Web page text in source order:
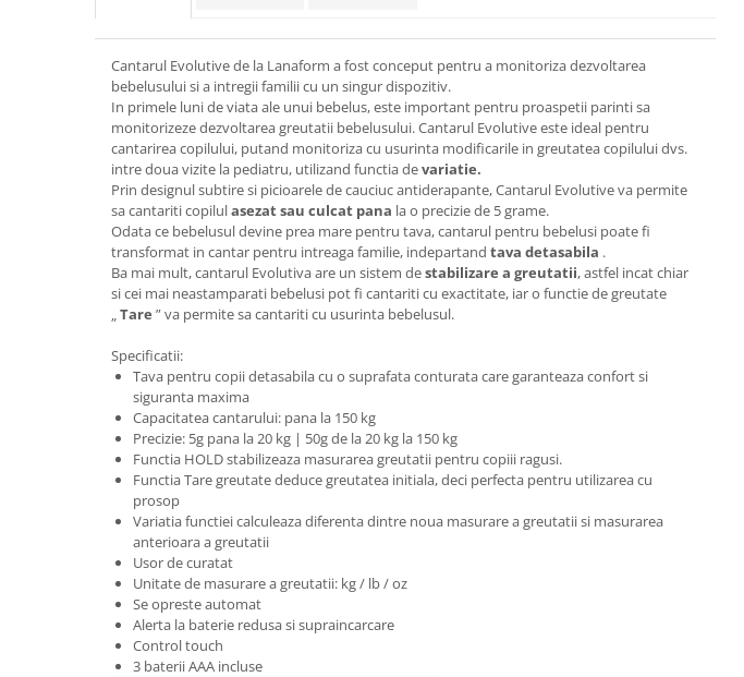
Roboti de bucatarie
Sandwich-makere
Ingrijire locuinta
Aparate de curatat cu abur
Fiare, statii & aparate de calcat cu
Tehnica de birou
Laminatoare si accesorii
Cantarul Evolutive de la Lanaform a fost conceput pentru a monitoriza dezvoltarea
bebelusului si a intregii familii cu un singur dispozitiv.
In primele luni de viata ale unui bebelus, este important pentru proaspetii parinti sa
monitorizeze dezvoltarea greutatii bebelusului. Cantarul Evolutive este ideal pentru
cantarirea copilului, putand monitoriza cu usurinta modificarile in greutatea copilului dvs.
intre doua vizite la pediatru, utilizand functia devariatie.
Prin designul subtire si picioarele de cauciuc antiderapante, Cantarul Evolutive va permite
sa cantariti copilulasezat sau culcat pana la o precizie de 5 grame.
Odata ce bebelusul devine prea mare pentru tava, cantarul pentru bebelusi poate fi
transformat in cantar pentru intreaga familie, indepartand tava detasabila .
Ba mai mult, cantarul Evolutiva are un sistem destabilizare a greutatii, astfel incat chiar
si cei mai neastamparati bebelusi pot fi cantariti cu exactitate, iar o functie de greutate
„Tare ” va permite sa cantariti cu usurinta bebelusul.
Specificatii:
Tava pentru copii detasabila cu o suprafata conturata care garanteaza confort si
siguranta maxima
Capacitatea cantarului: pana la 150 kg
Precizie: 5g pana la 20 kg | 50g de la 20 kg la 150 kg
Functia HOLD stabilizeaza masurarea greutatii pentru copiii ragusi.
Functia Tare greutate deduce greutatea initiala, deci perfecta pentru utilizarea cu
prosop
Variatia functiei calculeaza diferenta dintre noua masurare a greutatii si masurarea
anterioara a greutatii
Usor de curatat
Unitate de masurare a greutatii: kg / lb / oz
Se opreste automat
Alerta la baterie redusa si supraincarcare
Control touch
3 baterii AAA incluse